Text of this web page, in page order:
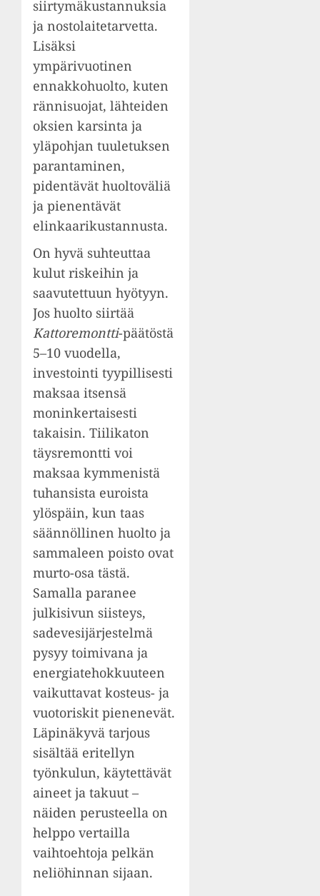
siirtymäkustannuksia
ja nostolaitetarvetta.
Lisäksi
ympärivuotinen
ennakkohuolto, kuten
rännisuojat, lähteiden
oksien karsinta ja
yläpohjan tuuletuksen
parantaminen,
pidentävät huoltoväliä
ja pienentävät
elinkaarikustannusta.
On hyvä suhteuttaa
kulut riskeihin ja
saavutettuun hyötyyn.
Jos huolto siirtää
Kattoremontti-päätöstä
5–10 vuodella,
investointi tyypillisesti
maksaa itsensä
moninkertaisesti
takaisin. Tiilikaton
täysremontti voi
maksaa kymmenistä
tuhansista euroista
ylöspäin, kun taas
säännöllinen huolto ja
sammaleen poisto ovat
murto-osa tästä.
Samalla paranee
julkisivun siisteys,
sadevesijärjestelmä
pysyy toimivana ja
energiatehokkuuteen
vaikuttavat kosteus- ja
vuotoriskit pienenevät.
Läpinäkyvä tarjous
sisältää eritellyn
työnkulun, käytettävät
aineet ja takuut –
näiden perusteella on
helppo vertailla
vaihtoehtoja pelkän
neliöhinnan sijaan.